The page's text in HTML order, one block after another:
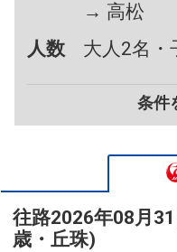
→ 高松
人数
大人2名・
条件
往路2026年08月31
歳・丘珠)